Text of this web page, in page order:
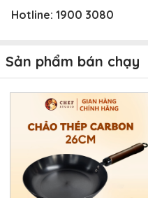
Hotline: 1900 3080
Sản phẩm bán chạy